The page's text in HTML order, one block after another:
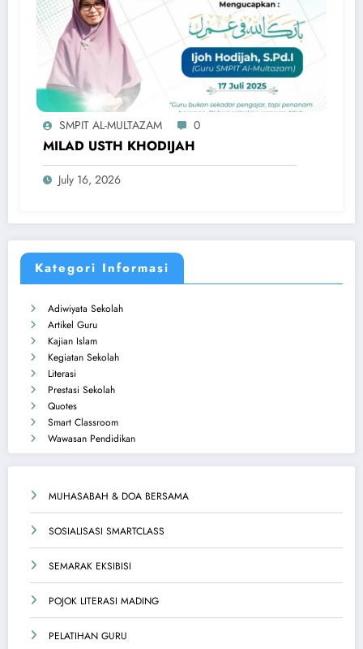
Kategori Informasi
Adiwiyata Sekolah
Artikel Guru
Kajian Islam
Kegiatan Sekolah
Literasi
Prestasi Sekolah
Quotes
Smart Classroom
Wawasan Pendidikan
SMPIT AL-MULTAZAM 0
MILAD USTH KHODIJAH
July 16, 2026
MUHASABAH & DOA BERSAMA
SOSIALISASI SMARTCLASS
SEMARAK EKSIBISI
POJOK LITERASI MADING
PELATIHAN GURU